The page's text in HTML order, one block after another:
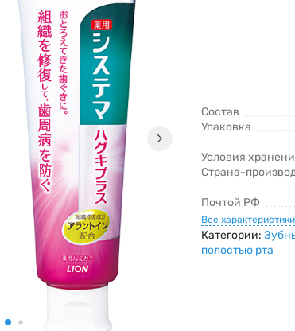
Состав
Упаковка
Условия
Страна-
Почтой РФ
Все характеристики
Категории:
полостью рта